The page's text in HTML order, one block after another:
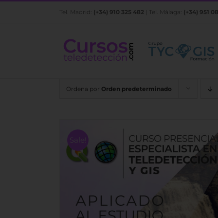
Saltar
Tel. Madrid: (+34) 910 325 482 | Tel. Málaga: (+34) 951
Ordena por Orden predeterminado
Sale!